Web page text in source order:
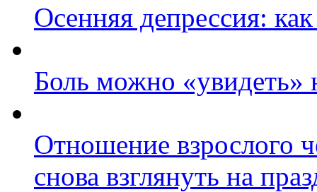
Осенняя депрессия:
Боль можно «увидеть»
Отношение взрослого
снова взглянуть на